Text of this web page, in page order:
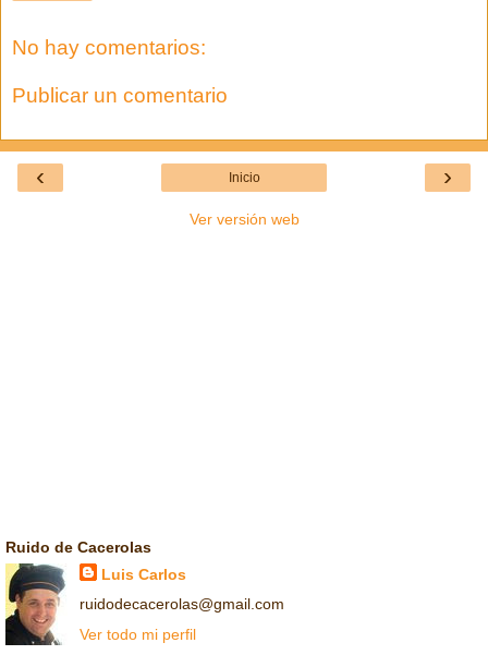
No hay comentarios:
Publicar un comentario
‹ ›
Inicio
Ver versión web
Ruido de Cacerolas
Luis Carlos
ruidodecacerolas@gmail.com
Ver todo mi perfil